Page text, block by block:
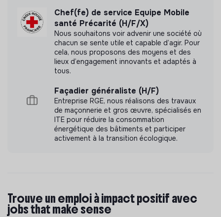
Chef(fe) de service Equipe Mobile
santé Précarité (H/F/X)
Nous souhaitons voir advenir une société où
chacun se sente utile et capable d’agir. Pour
cela, nous proposons des moyens et des
lieux d’engagement innovants et adaptés à
tous.
Façadier généraliste (H/F)
Entreprise RGE, nous réalisons des travaux
de maçonnerie et gros œuvre, spécialisés en
ITE pour réduire la consommation
énergétique des bâtiments et participer
activement à la transition écologique.
Trouve un emploi à impact positif avec
jobs that make sense